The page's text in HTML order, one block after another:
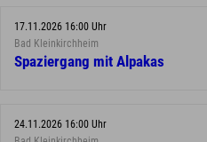
17.11.2026 16:00 Uhr
Bad Kleinkirchheim
Spaziergang mit Alpakas
24.11.2026 16:00 Uhr